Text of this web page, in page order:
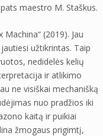
maestro M. Staškus.
(2019). Jau
užtikrintas. Taip
nedidelės kelių
ir atlikimo
ne visiškai mechanišką
nuo pradžios iki
kaitą ir puikiai
žmogaus prigimtį,